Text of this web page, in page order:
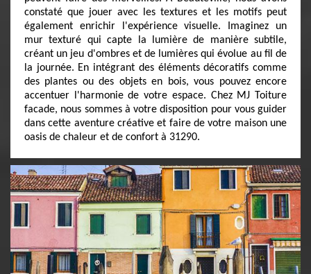
constaté que jouer avec les textures et les motifs peut
également enrichir l'expérience visuelle. Imaginez un
mur texturé qui capte la lumière de manière subtile,
créant un jeu d'ombres et de lumières qui évolue au fil de
la journée. En intégrant des éléments décoratifs comme
des plantes ou des objets en bois, vous pouvez encore
accentuer l'harmonie de votre espace. Chez MJ Toiture
facade, nous sommes à votre disposition pour vous guider
dans cette aventure créative et faire de votre maison une
oasis de chaleur et de confort à 31290.